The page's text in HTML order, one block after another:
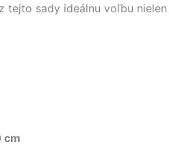
sady ideálnu voľbu
cm